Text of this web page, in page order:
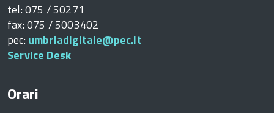
tel: 075 / 50271
fax: 075 / 5003402
pec: umbriadigitale@pec.it
Service Desk
Orari